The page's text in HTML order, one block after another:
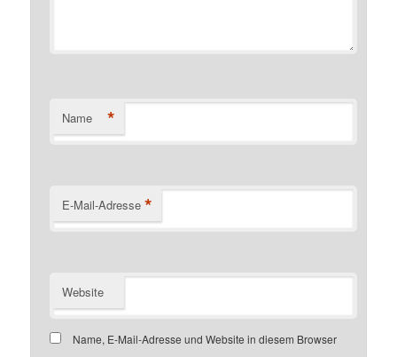
Name *
E-Mail-Adresse *
Website
Name, E-Mail-Adresse und Website in diesem Browser